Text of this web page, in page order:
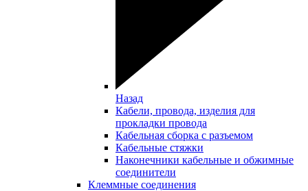
Назад
Кабели, провода, изделия для
прокладки провода
Кабельная сборка с разъемом
Кабельные стяжки
Наконечники кабельные и обжимные
соединители
Клеммные соединения